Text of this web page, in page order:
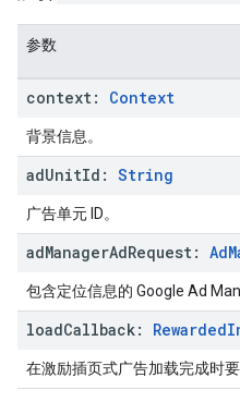
参数
context: Context
背景信息。
adUnitId: String
广告单元 ID。
adManagerAdRequest: Ad
包含定位信息的 Google Ad
loadCallback: Rewarded
在激励插页式广告加载完成时要